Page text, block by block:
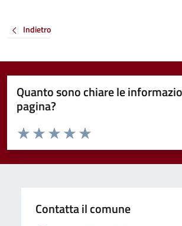
Indietro
Quanto sono chiare le
pagina?
Valuta da 1 a 5 stelle la pagina
Valuta 5 stelle su 5
Valuta 4 stelle su 5
Valuta 3 stelle su 5
Valuta 2 stelle su 5
Valuta 1 stelle su 5
Contatta il comune